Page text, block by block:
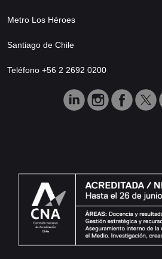
Metro Los Héroes
Santiago de Chile
Teléfono +56 2 2692 0200